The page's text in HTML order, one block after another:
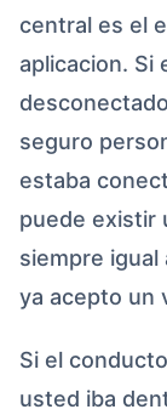
central es el
aplicacion. Si
seguro
estaba
puede existir
siempre
ya acepto un
Si el
usted iba